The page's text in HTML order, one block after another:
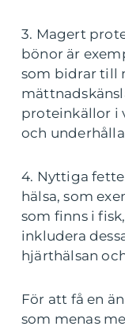
3. Magert
bönor är
som bidrar till
proteinkällor i
och
4. Nyttiga
hälsa, som
som finns i
inkludera
hjärthälsan
För att få en
som menas